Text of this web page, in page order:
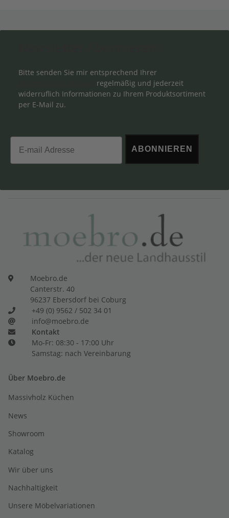
Bitte senden Sie mir entsprechend Ihrer
regelmäßig und jederzeit
widerruflich Informationen zu Ihrem Produktsortiment
per E-Mail zu.
Email
ABONNIEREN
Moebro.de
Canterstr. 40
96237 Ebersdorf bei Coburg
+49 (0) 9562 / 502 34 01
info@moebro.de
Kontakt
Mo-Fr: 08:30 - 17:00 Uhr
Samstag: nach Vereinbarung
Über Moebro.de
Massivholz Küchen
News
Showroom
Katalog
Wir über uns
Nachhaltigkeit
Unsere Möbelvariationen